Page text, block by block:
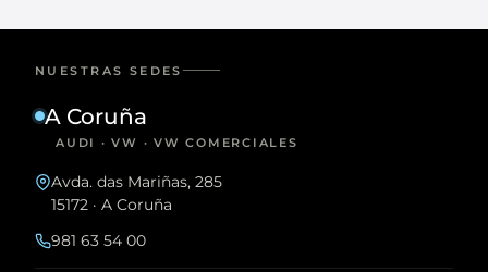
NUESTRAS SEDES
A Coruña
AUDI · VW · VW COMERCIALES
Avda. das Mariñas, 285
15172 · A Coruña
981 63 54 00